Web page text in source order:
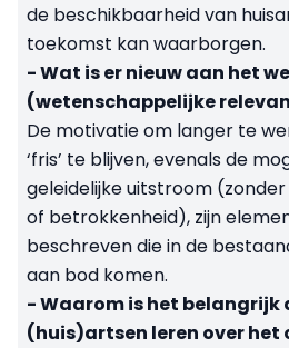
de beschikbaarheid van
toekomst kan waarborgen.
- Wat is er nieuw aan het
(wetenschappelijke
De motivatie om langer te
‘fris’ te blijven, evenals de
geleidelijke uitstroom
of betrokkenheid), zijn
beschreven die in de
aan bod komen.
- Waarom is het belangrijk
(huis)artsen leren over het